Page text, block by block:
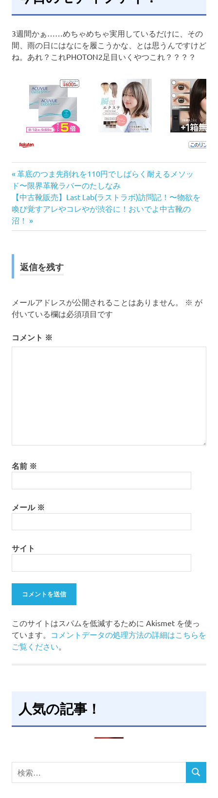
3週間かぁ……めちゃめちゃ実用しているだけに、その
間、雨の日にはなにを履こうかな、とは思うんですけど
ね。あれ？これPHOTON2足目いくやつこれ？？？？
投
稿
ナ
ゲ
ー
シ
ョ
ン
前
の
記
事:
革底のつま先削れを110円でしばらく耐えるメソッ
ド〜限界革靴ラバーのたしなみ
次
の
記
事:
【中古靴販売】Last Lab(ラストラボ)訪問記！〜物欲を
喚び覚すアレやコレやが渋谷に！おいでよ中古靴の
沼！
返信を残す
メールアドレスが公開されることはありません。 ※ が
付いている欄は必須項目です
コメント ※
名前 ※
メール ※
サイト
このサイトはスパムを低減するために Akismet を使っ
ています。 コメントデータの処理方法の詳細はこちらを
ご覧ください
人気の記事！
検
索
検